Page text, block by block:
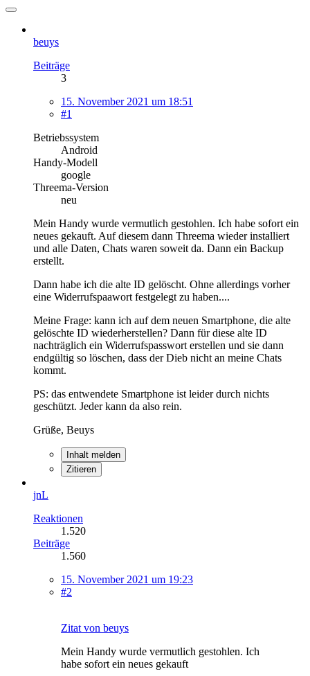
beuys
Beiträge
3
15. November 2021 um 18:51
#1
Betriebssystem
Android
Handy-Modell
google
Threema-Version
neu
Mein Handy wurde vermutlich gestohlen. Ich habe sofort ein
neues gekauft. Auf diesem dann Threema wieder installiert
und alle Daten, Chats waren soweit da. Dann ein Backup
erstellt.
Dann habe ich die alte ID gelöscht. Ohne allerdings vorher
eine Widerrufspaawort festgelegt zu haben....
Meine Frage: kann ich auf dem neuen Smartphone, die alte
gelöschte ID wiederherstellen? Dann für diese alte ID
nachträglich ein Widerrufspasswort erstellen und sie dann
endgültig so löschen, dass der Dieb nicht an meine Chats
kommt.
PS: das entwendete Smartphone ist leider durch nichts
geschützt. Jeder kann da also rein.
Grüße, Beuys
Inhalt melden
Zitieren
jnL
Reaktionen
1.520
Beiträge
1.560
15. November 2021 um 19:23
#2
Zitat von beuys
Mein Handy wurde vermutlich gestohlen. Ich
habe sofort ein neues gekauft